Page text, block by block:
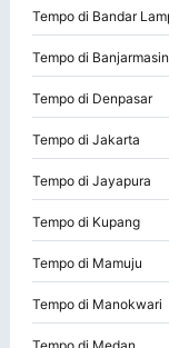
Tempo di Banjarmasin
Tempo di Denpasar
Tempo di Jakarta
Tempo di Jayapura
Tempo di Kupang
Tempo di Mamuju
Tempo di Manokwari